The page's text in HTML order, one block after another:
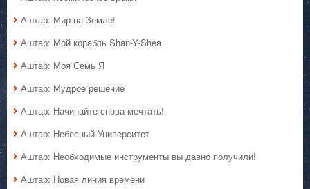
Аштар: Мир на Земле!
Аштар: Мой корабль Shan-Y-Shea
Аштар: Моя Семь Я
Аштар: Мудрое решение
Аштар: Начинайте снова мечтать!
Аштар: Небесный Университет
Аштар: Необходимые инструменты вы давно получили!
Аштар: Новая линия времени